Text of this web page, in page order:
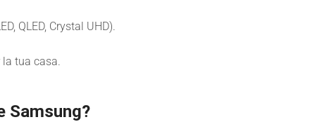
QLED, Crystal UHD).
tua casa.
Samsung?